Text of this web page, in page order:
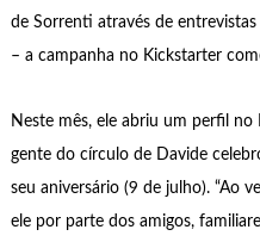
de Sorrenti através de
– a campanha no Kickstarter
Neste mês, ele abriu um perfil
gente do círculo de Davide
seu aniversário (9 de julho). “Ao
ele por parte dos amigos,